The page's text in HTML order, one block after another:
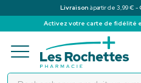
Livraison à partir de 3,99 € -
Activez votre carte de fidélité